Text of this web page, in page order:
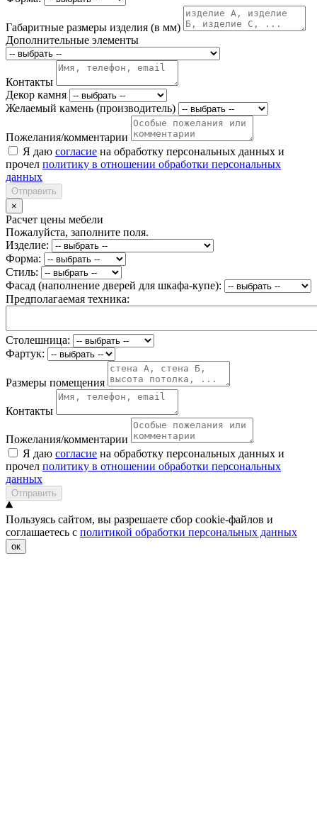
Габаритные размеры изделия (в мм)
Дополнительные элементы
Контакты
Декор камня
Желаемый камень (производитель)
Пожелания/комментарии
Я даю согласие на обработку персональных данных и
прочел политику в отношении обработки персональных
данных
Отправить
×
Расчет цены мебели
Пожалуйста, заполните поля.
Изделие:
Форма:
Стиль:
Фасад (наполнение дверей для шкафа-купе):
Предполагаемая техника:
Столешница:
Фартук:
Размеры помещения
Контакты
Пожелания/комментарии
Я даю согласие на обработку персональных данных и
прочел политику в отношении обработки персональных
данных
Отправить
Пользуясь сайтом, вы разрешаете сбор cookie-файлов и
соглашаетесь с политикой обработки персональных данных
ок